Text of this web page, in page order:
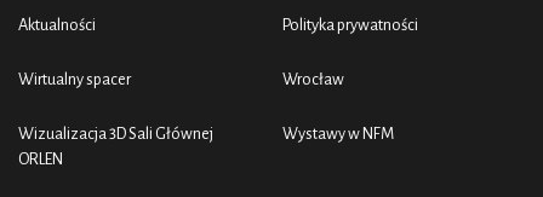
Aktualności
Wirtualny spacer
Wizualizacja 3D Sali Głównej
ORLEN
Polityka prywatności
Wrocław
Wystawy w NFM